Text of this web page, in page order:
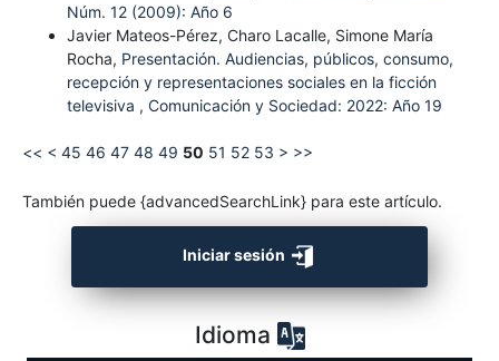
Núm. 12 (2009): Año 6
Javier Mateos-Pérez, Charo Lacalle, Simone María
Rocha, Presentación. Audiencias, públicos, consumo,
recepción y representaciones sociales en la ficción
televisiva , Comunicación y Sociedad: 2022: Año 19
<< < 45 46 47 48 49 50 51 52 53 > >>
También puede {advancedSearchLink} para este artículo.
Iniciar sesión
Idioma